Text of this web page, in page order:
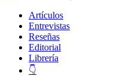
Artículos
Entrevistas
Reseñas
Editorial
Librería
👇